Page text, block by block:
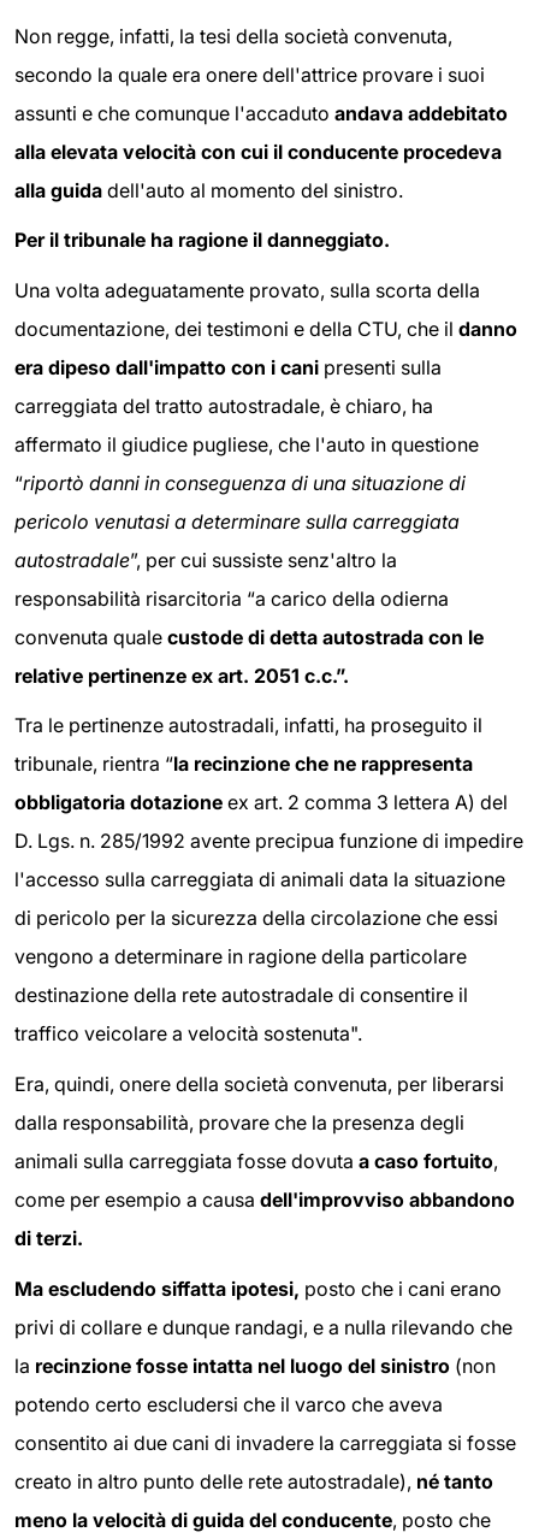
Non regge, infatti, la tesi della società convenuta,
secondo la quale era onere dell'attrice provare i suoi
assunti e che comunque l'accaduto andava addebitato
alla elevata velocità con cui il conducente procedeva
alla guida dell'auto al momento del sinistro.
Per il tribunale ha ragione il danneggiato.
Una volta adeguatamente provato, sulla scorta della
documentazione, dei testimoni e della CTU, che il danno
era dipeso dall'impatto con i cani presenti sulla
carreggiata del tratto autostradale, è chiaro, ha
affermato il giudice pugliese, che l'auto in questione
“riportò danni in conseguenza di una situazione di
pericolo venutasi a determinare sulla carreggiata
autostradale”, per cui sussiste senz'altro la
responsabilità risarcitoria “a carico della odierna
convenuta quale custode di detta autostrada con le
relative pertinenze ex art. 2051 c.c.”.
Tra le pertinenze autostradali, infatti, ha proseguito il
tribunale, rientra “la recinzione che ne rappresenta
obbligatoria dotazione ex art. 2 comma 3 lettera A) del
D. Lgs. n. 285/1992 avente precipua funzione di impedire
l'accesso sulla carreggiata di animali data la situazione
di pericolo per la sicurezza della circolazione che essi
vengono a determinare in ragione della particolare
destinazione della rete autostradale di consentire il
traffico veicolare a velocità sostenuta".
Era, quindi, onere della società convenuta, per liberarsi
dalla responsabilità, provare che la presenza degli
animali sulla carreggiata fosse dovuta a caso fortuito,
come per esempio a causa dell'improvviso abbandono
di terzi.
Ma escludendo siffatta ipotesi, posto che i cani erano
privi di collare e dunque randagi, e a nulla rilevando che
la recinzione fosse intatta nel luogo del sinistro (non
potendo certo escludersi che il varco che aveva
consentito ai due cani di invadere la carreggiata si fosse
creato in altro punto delle rete autostradale), né tanto
meno la velocità di guida del conducente, posto che